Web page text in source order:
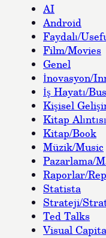
AI
Android
Faydalı/
Film/Movies
Genel
İnovasyon/
İş Hayatı/
Kişisel
Kitap Alıntısı
Kitap/Book
Müzik/Music
Pazarlama/
Raporlar/
Statista
Strateji/
Ted Talks
Visual